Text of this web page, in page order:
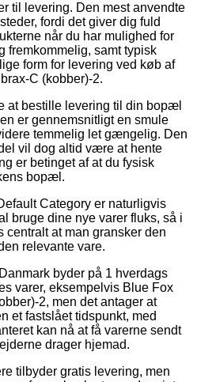
til levering. Den mest anvendte
fordi det giver dig fuld
når du har mulighed for
fremkommelig, samt typisk
form for levering ved køb af
C (kobber)-2.
at bestille levering til din bopæl
er gennemsnitligt en smule
temmelig let gængelig. Den
vil dog altid være at hente
er betinget af at du fysisk
bopæl.
Category er naturligvis
bruge dine nye varer fluks, så i
at man gransker den
relevante vare.
byder på 1 hverdags
varer, eksempelvis Blue Fox
2, men det antager at
et fastslået tidspunkt, med
kan nå at få varerne sendt
drager hjemad.
tilbyder gratis levering, men